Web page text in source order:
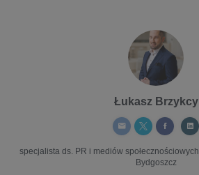
Łukasz Brzykcy
specjalista ds. PR i mediów społecznościowych
Bydgoszcz